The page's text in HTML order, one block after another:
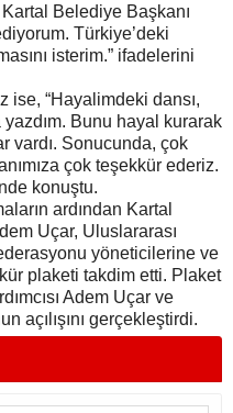
Kartal Belediye Başkanı
Türkiye’deki
isterim.” ifadelerini
ise, “Hayalimdeki dansı,
Bunu hayal kurarak
vardı. Sonucunda, çok
çok teşekkür ederiz.
konuştu.
ardından Kartal
Uçar, Uluslararası
yöneticilerine ve
plaketi takdim etti. Plaket
Adem Uçar ve
açılışını gerçekleştirdi.